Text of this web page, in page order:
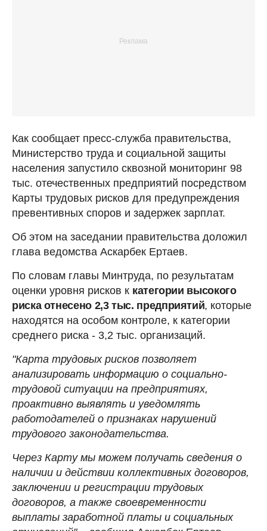
Как сообщает пресс-служба правительства,
Министерство труда и социальной защиты
населения запустило сквозной мониторинг 98
тыс. отечественных предприятий посредством
Карты трудовых рисков для предупреждения
превентивных споров и задержек зарплат.
Об этом на заседании правительства доложил
глава ведомства Аскарбек Ертаев.
По словам главы Минтруда, по результатам
оценки уровня рисков к категории высокого
риска отнесено 2,3 тыс. предприятий, которые
находятся на особом контроле, к категории
среднего риска - 3,2 тыс. организаций.
"Карта трудовых рисков позволяет
анализировать информацию о социально-
трудовой ситуации на предприятиях,
проактивно выявлять и уведомлять
работодателей о признаках нарушений
трудового законодательства.
Через Карту мы можем получать сведения о
наличии и действии коллективных договоров,
заключении и регистрации трудовых
договоров, а также своевременности
выплаты заработной платы и социальных